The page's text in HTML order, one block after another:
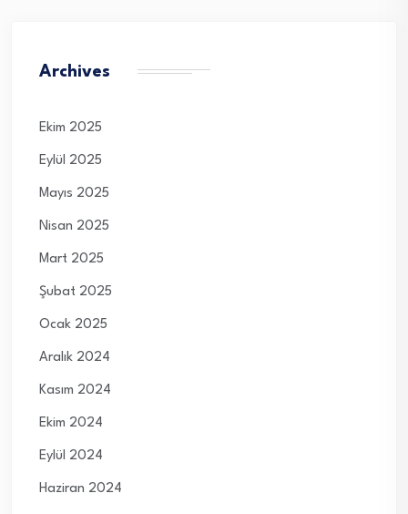
Archives
Ekim 2025
Eylül 2025
Mayıs 2025
Nisan 2025
Mart 2025
Şubat 2025
Ocak 2025
Aralık 2024
Kasım 2024
Ekim 2024
Eylül 2024
Haziran 2024